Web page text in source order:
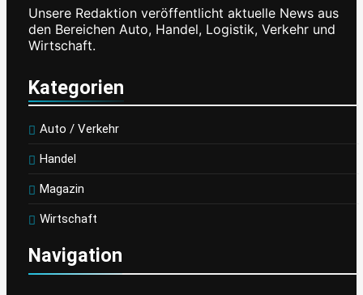
Zwischen Europa
Und Asien Aus
Mit Vereinten Kräften
Für Den
Allianz Für
Gegründet
ADAC Untersucht
Unsere Redaktion veröffentlicht aktuelle News aus
den Bereichen Auto, Handel, Logistik, Verkehr und
Wirtschaft.
Kategorien
Auto / Verkehr
Handel
Magazin
Wirtschaft
Navigation